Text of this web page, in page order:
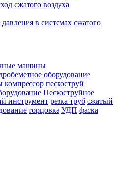
сжатого воздуха
в системах сжатого
машины
дробеметное оборудование
компрессор пескоструй
Пескоструйное
инструмент резка труб сжатый
торцовка УДП фаска